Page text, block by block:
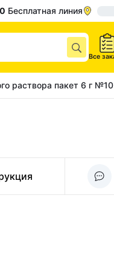
Бесплатная линия
Все
раствора пакет 6 г №10